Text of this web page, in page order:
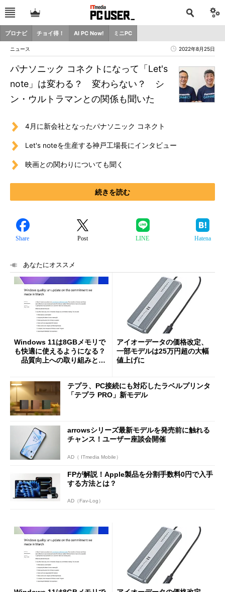
プロナビ チョイ得！ AI PC Now! ミニPC
ニュース 2022年8月25日
パナソニック コネクトになって「Let's
note」は変わる？ 変わらない？ シ
ン・ウルトラマンとの関係も聞いた
4月に新会社となったパナソニック コネクト
Let's noteを生産する神戸工場長にインタビュー
映画との関わりについても聞く
続きを読む
Share Post LINE Hatena
あなたにオススメ
Windows 11は8GBメモリで
も快適に使えるようになる？
品質向上への取り組みと
アイオーデータの価格改定、
一部モデルは25万円超の大幅
値上げに
テプラ、PC接続にも対応したラベルプリンタ
「テプラ PRO」新モデル
arrowsシリーズ最新モデルを発売前に触れる
チャンス！ユーザー座談会開催
AD（ ITmedia Mobile）
FPが解説！Apple製品を分割手数料0円で入手
する方法とは？
AD（Fav-Log）